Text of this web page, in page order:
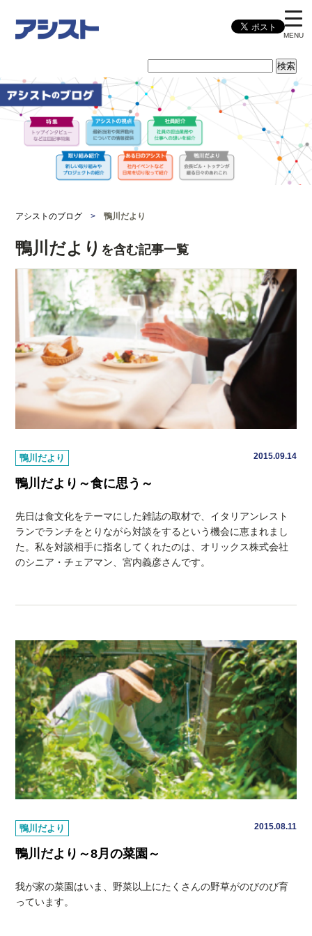
MENU
アシストのブログ > 鴨川だより
鴨川だより を含む記事一覧
鴨川だより 2015.09.14
鴨川だより～食に思う～
先日は食文化をテーマにした雑誌の取材で、イタリアンレスト
ランでランチをとりながら対談をするという機会に恵まれまし
た。私を対談相手に指名してくれたのは、オリックス株式会社
のシニア・チェアマン、宮内義彦さんです。
鴨川だより 2015.08.11
鴨川だより～8月の菜園～
我が家の菜園はいま、野菜以上にたくさんの野草がのびのび育
っています。